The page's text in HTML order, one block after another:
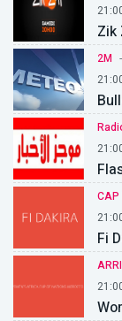
Zik
2M -
CAP
Fi